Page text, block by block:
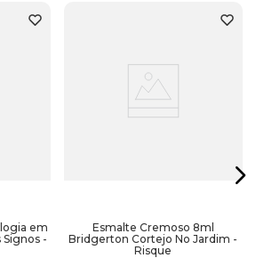
em
-
Esmalte Cremoso 8ml
Bridgerton Cortejo No Jardim -
Risque